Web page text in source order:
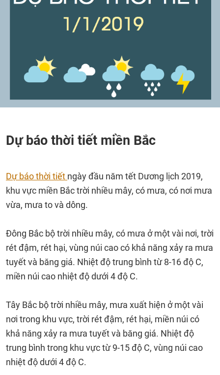
Dự báo thời tiết miền Bắc
Dự báo thời tiết ngày đầu năm tết Dương lịch 2019,
khu vực miền Bắc trời nhiều mây, có mưa, có nơi mưa
vừa, mưa to và dông.
Đông Bắc bộ trời nhiều mây, có mưa ở một vài nơi, trời
rét đậm, rét hại, vùng núi cao có khả năng xảy ra mưa
tuyết và băng giá. Nhiệt độ trung bình từ 8-16 độ C,
miền núi cao nhiệt độ dưới 4 độ C.
Tây Bắc bộ trời nhiều mây, mưa xuất hiện ở một vài
nơi trong khu vực, trời rét đậm, rét hại, miền núi có
khả năng xảy ra mưa tuyết và băng giá. Nhiệt độ
trung bình trong khu vực từ 9-15 độ C, vùng núi cao
nhiệt độ dưới 4 độ C.